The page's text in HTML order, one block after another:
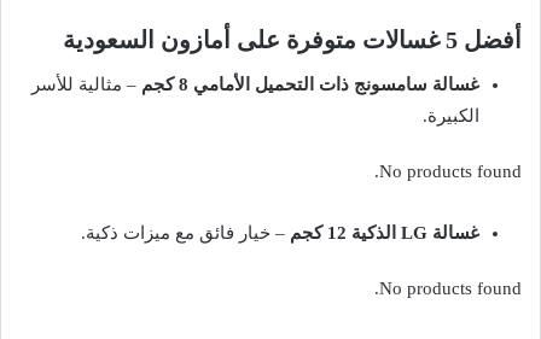
أفضل 5 غسالات متوفرة على أمازون السعودية
غسالة سامسونج ذات التحميل الأمامي 8 كجم
– مثالية للأسر
الكبيرة.
No products found.
غسالة LG الذكية 12 كجم – خيار فائق مع ميزات ذكية.
No products found.